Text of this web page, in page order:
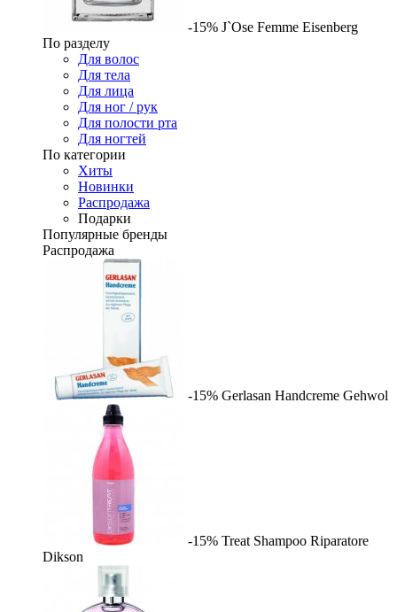
-15% J`Ose Femme Eisenberg
По разделу
Для волос
Для тела
Для лица
Для ног / рук
Для полости рта
Для ногтей
По категории
Хиты
Новинки
Распродажа
Подарки
Популярные бренды
Распродажа
-15% Gerlasan Handcreme Gehwol
-15% Treat Shampoo Riparatore
Dikson